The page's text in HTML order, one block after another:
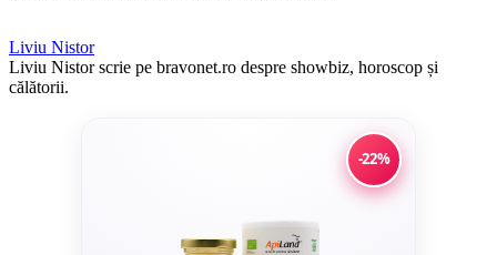
Liviu Nistor
Liviu Nistor scrie pe bravonet.ro despre showbiz, horoscop și
călătorii.
-22%